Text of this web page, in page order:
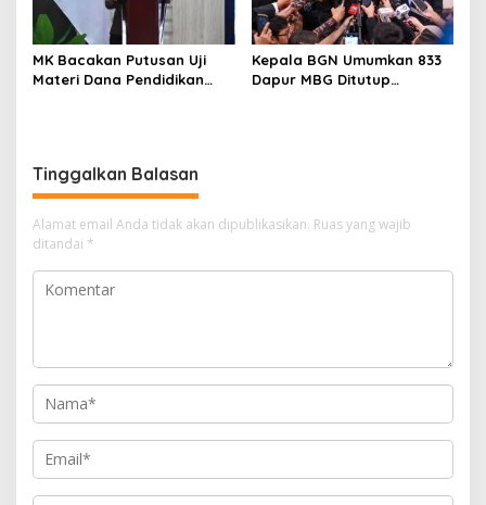
MK Bacakan Putusan Uji
Materi Dana Pendidikan
Kepala BGN Umumkan 833
Dapur MBG Ditutup
Tinggalkan Balasan
Alamat email Anda tidak akan dipublikasikan. Ruas yang wajib
ditandai *